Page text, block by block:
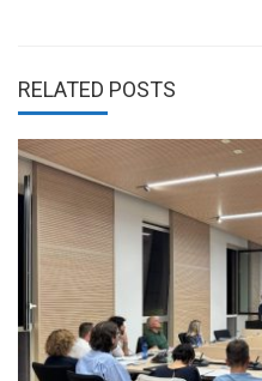
RELATED POSTS